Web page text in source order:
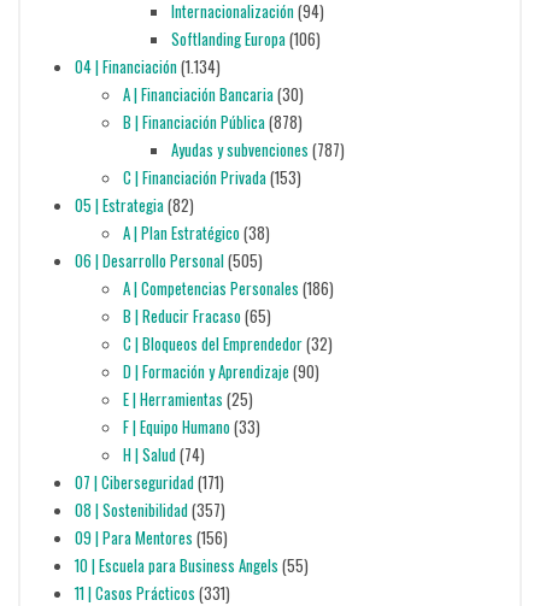
Internacionalización(94)
Softlanding Europa(106)
04 | Financiación(1.134)
A | Financiación Bancaria(30)
B | Financiación Pública(878)
Ayudas y subvenciones (787)
C | Financiación Privada(153)
05 | Estrategia(82)
A | Plan Estratégico(38)
06 | Desarrollo Personal(505)
A | Competencias Personales (186)
B | Reducir Fracaso(65)
C | Bloqueos del Emprendedor(32)
D | Formación y Aprendizaje (90)
E | Herramientas (25)
F | Equipo Humano(33)
H | Salud(74)
07 | Ciberseguridad(171)
08 | Sostenibilidad(357)
09 | Para Mentores (156)
10 | Escuela para Business Angels (55)
11 | Casos Prácticos (331)